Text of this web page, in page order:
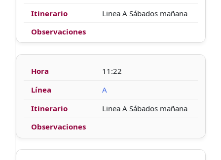
Linea A Sábados mañana
11:22
A
Linea A Sábados mañana